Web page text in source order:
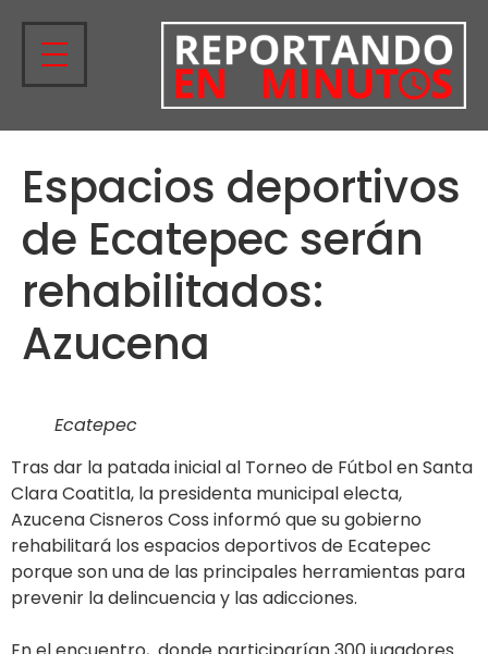
Espacios deportivos
de Ecatepec serán
rehabilitados:
Azucena
Ecatepec
Tras dar la patada inicial al Torneo de Fútbol en Santa
Clara Coatitla, la presidenta municipal electa,
Azucena Cisneros Coss informó que su gobierno
rehabilitará los espacios deportivos de Ecatepec
porque son una de las principales herramientas para
prevenir la delincuencia y las adicciones.